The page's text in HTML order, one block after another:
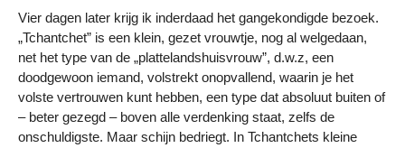
Vier dagen later krijg ik inderdaad het gangekondigde bezoek.
„Tchantchet” is een klein, gezet vrouwtje, nog al welgedaan,
net het type van de „plattelandshuisvrouw”, d.w.z, een
doodgewoon iemand, volstrekt onopvallend, waarin je het
volste vertrouwen kunt hebben, een type dat absoluut buiten of
– beter gezegd – boven alle verdenking staat, zelfs de
onschuldigste. Maar schijn bedriegt. In Tchantchets kleine